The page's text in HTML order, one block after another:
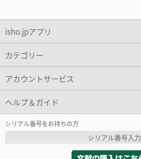
isho.jpアプリ
カテゴリー
アカウントサービス
ヘルプ＆ガイド
シリアル番号をお持ちの方
シリアル番号入力